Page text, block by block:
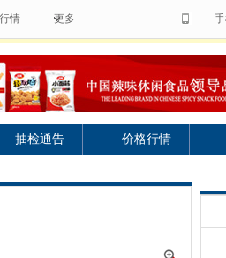
行情 更多
抽检通告 价格行情